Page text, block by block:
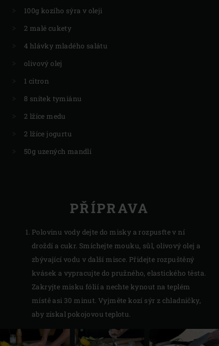
100g kozího sýra v oleji
2 malé cukety
4 hlávky mladého salátu
olivový olej
1 citron
8 snítek tymiánu
2 lžíce medu
2 lžíce jogurtu
50g uzených mandlí
PŘÍPRAVA
Polovinu vody dejte do misky a rozpusťte v ní
droždí a cukr. Smíchejte mouku, sůl, olivový olej a
zbývající vodu v další misce. Přidejte rozpuštěný
kvásek a vypracujte do pružného, elastického těsta.
Zakryjte misku fólií a nechte kynout na teplém
místě asi 30 minut. Vyjměte kozí sýr z chladničky,
aby získal pokojovou teplotu.